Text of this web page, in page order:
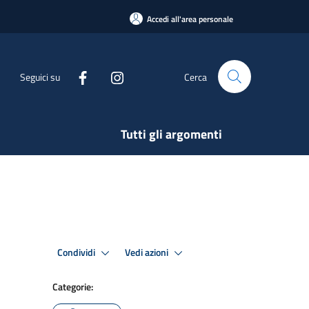
Accedi all'area personale
Seguici su Cerca
Tutti gli argomenti
Condividi Vedi azioni
Categorie: